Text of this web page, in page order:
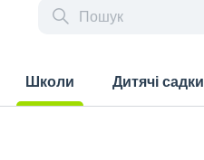
Школи
Дитячі садки